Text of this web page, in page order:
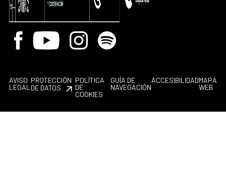
Facebook
Youtube InstagramSpotify
AVISO
LEGAL
PROTECCIÓN
DE DATOS
POLÍTICA
DE
COOKIES
GUÍA DE
NAVEGACIÓN
ACCESIBILIDADMAPA
WEB